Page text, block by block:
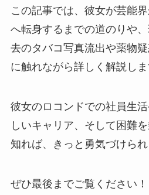
この記事では、彼女が芸能
へ転身するまでの道のりや
去のタバコ写真流出や薬物
に触れながら詳しく解説しま
彼女のロコンドでの社員生
しいキャリア、そして困難
知れば、きっと勇気づけられ
ぜひ最後までご覧ください！